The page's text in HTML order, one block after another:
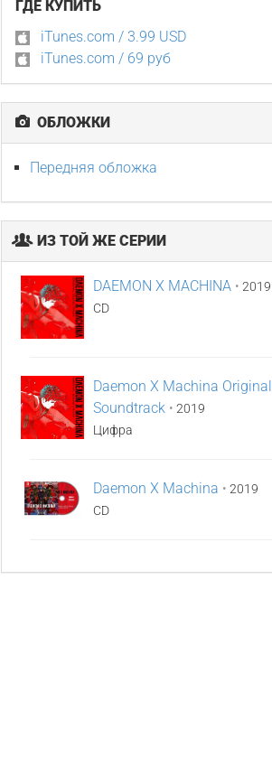
ГДЕ КУПИТЬ
iTunes.com / 3.99 USD
iTunes.com / 69 руб
ОБЛОЖКИ
Передняя обложка
ИЗ ТОЙ ЖЕ СЕРИИ
DAEMON X MACHINA • 2019
CD
Daemon X Machina Original
Soundtrack • 2019
Цифра
Daemon X Machina • 2019
CD